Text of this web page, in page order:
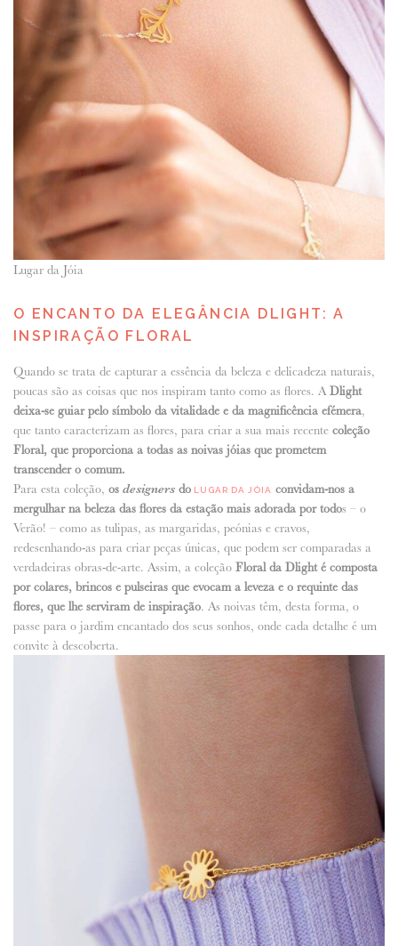
Lugar da Jóia
O ENCANTO DA ELEGÂNCIA DLIGHT: A
INSPIRAÇÃO FLORAL
Quando se trata de capturar a essência da beleza e delicadeza naturais,
poucas são as coisas que nos inspiram tanto como as flores. A Dlight
deixa-se guiar pelo símbolo da vitalidade e da magnificência efémera,
que tanto caracterizam as flores, para criar a sua mais recente coleção
Floral, que proporciona a todas as noivas jóias que prometem
transcender o comum.
Para esta coleção, os designers do LUGAR DA JÓIA convidam-nos a
mergulhar na beleza das flores da estação mais adorada por todos – o
Verão! – como as tulipas, as margaridas, peónias e cravos,
redesenhando-as para criar peças únicas, que podem ser comparadas a
verdadeiras obras-de-arte. Assim, a coleção Floral da Dlight é composta
por colares, brincos e pulseiras que evocam a leveza e o requinte das
flores, que lhe serviram de inspiração. As noivas têm, desta forma, o
passe para o jardim encantado dos seus sonhos, onde cada detalhe é um
convite à descoberta.